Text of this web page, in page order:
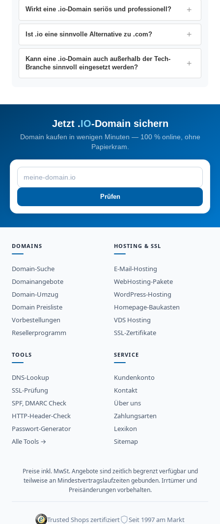
Wirkt eine .io-Domain seriös und professionell?
Ist .io eine sinnvolle Alternative zu .com?
Kann eine .io-Domain auch außerhalb der Tech-
Branche sinnvoll eingesetzt werden?
Jetzt .IO-Domain sichern
Domain kaufen in wenigen Minuten — 100 % online, ohne
Papierkram.
Prüfen
DOMAINS
Domain-Suche
Domainangebote
Domain-Umzug
Domain Preisliste
Vorbestellungen
Resellerprogramm
HOSTING & SSL
E-Mail-Hosting
WebHosting-Pakete
WordPress-Hosting
Homepage-Baukasten
VDS Hosting
SSL-Zertifikate
TOOLS
DNS-Lookup
SSL-Prüfung
SPF, DMARC Check
HTTP-Header-Check
Passwort-Generator
Alle Tools →
SERVICE
Kundenkonto
Kontakt
Über uns
Zahlungsarten
Lexikon
Sitemap
Preise inkl. MwSt. Angebote sind zeitlich begrenzt verfügbar und
teilweise an Mindestvertragslaufzeiten gebunden. Irrtümer und
Preisänderungen vorbehalten.
Trusted Shops zertifiziert Seit 1997 am Markt